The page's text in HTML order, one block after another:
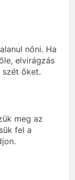
nőni. Ha
elvirágzás
szét őket.
meg az
fel a